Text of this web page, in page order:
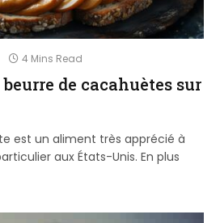
4 Mins Read
de cacahuètes sur
est un aliment très apprécié à
aux États-Unis. En plus